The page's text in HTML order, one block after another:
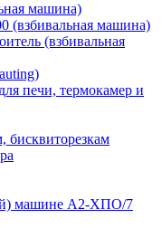
машина)
машина)
(взбивальная
печи, термокамер и
бисквиторезкам
машине А2-ХПО/7